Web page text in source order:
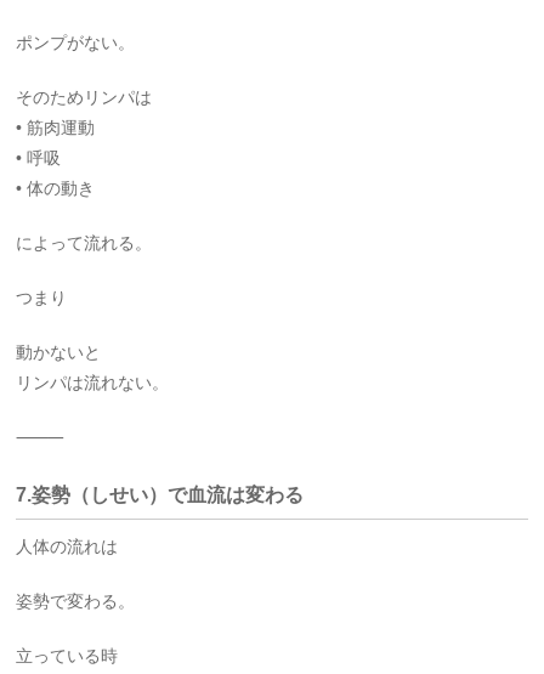
ポンプがない。
そのためリンパは
• 筋肉運動
• 呼吸
• 体の動き
によって流れる。
つまり
動かないと
リンパは流れない。
⸻
7.姿勢（しせい）で血流は変わる
人体の流れは
姿勢で変わる。
立っている時